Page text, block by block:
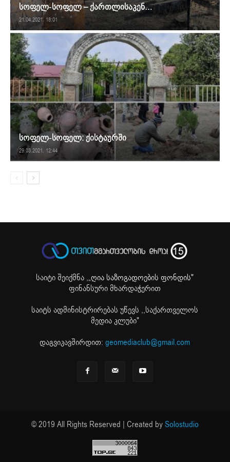
სოფელ-სოფელ – ქართლისაკენ…
21.04.2021. 18:01
სოფელ-სოფელ: ქისტაურში
29.03.2021. 12:44
საიტი შეიქმნა ,„ღია საზოგადოების ფონდის"
ფინანსური მხარდაჭერით
საიტს ადმინისტრირებას უწევს ,,საქართველოს
მედია კლუბი"
დაგვიკავშირდით:geomediaclub@gmail.com
© 2019 All Rights Reserved | Created bySolostudio